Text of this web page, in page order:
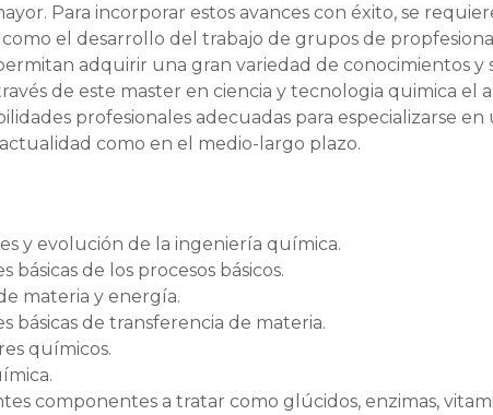
Para incorporar estos avances con éxito, se
el desarrollo del trabajo de grupos de
adquirir una gran variedad de conocimientos y
de este master en ciencia y tecnologia quimica el
profesionales adecuadas para especializarse
como en el medio-largo plazo.
y evolución de la ingeniería química.
básicas de los procesos básicos.
materia y energía.
básicas de transferencia de materia.
químicos.
componentes a tratar como glúcidos, enzimas,